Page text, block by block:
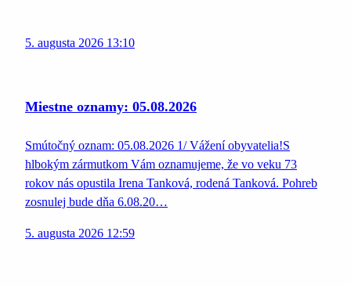
5. augusta 2026 13:10
Miestne oznamy: 05.08.2026
Smútočný oznam: 05.08.2026 1/ Vážení obyvatelia!S
hlbokým zármutkom Vám oznamujeme, že vo veku 73
rokov nás opustila Irena Tanková, rodená Tanková. Pohreb
zosnulej bude dňa 6.08.20…
5. augusta 2026 12:59